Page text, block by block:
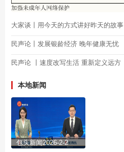
大家谈丨用今天的方式讲好昨天的故事
民声论丨发展银龄经济 晚年健康无忧
民声论 丨速度改写生活 重新定义远方
本地新闻
包头新闻2026-2-2